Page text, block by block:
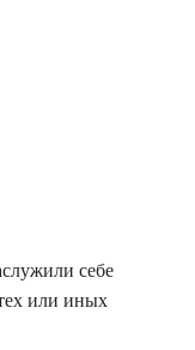
себе
или иных